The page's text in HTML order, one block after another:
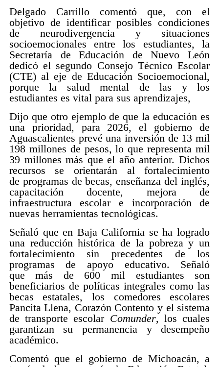
Delgado Carrillo comentó que, con el
objetivo de identificar posibles condiciones
de neurodivergencia y situaciones
socioemocionales entre los estudiantes, la
Secretaría de Educación de Nuevo León
dedicó el segundo Consejo Técnico Escolar
(CTE) al eje de Educación Socioemocional,
porque la salud mental de las y los
estudiantes es vital para sus aprendizajes,
Dijo que otro ejemplo de que la educación es
una prioridad, para 2026, el gobierno de
Aguascalientes prevé una inversión de 13 mil
198 millones de pesos, lo que representa mil
39 millones más que el año anterior. Dichos
recursos se orientarán al fortalecimiento
de programas de becas, enseñanza del inglés,
capacitación docente, mejora de
infraestructura escolar e incorporación de
nuevas herramientas tecnológicas.
Señaló que en Baja California se ha logrado
una reducción histórica de la pobreza y un
fortalecimiento sin precedentes de los
programas de apoyo educativo. Señaló
que más de 600 mil estudiantes son
beneficiarios de políticas integrales como las
becas estatales, los comedores escolares
Pancita Llena, Corazón Contento y el sistema
de transporte escolar Comunder, los cuales
garantizan su permanencia y desempeño
académico.
Comentó que el gobierno de Michoacán, a